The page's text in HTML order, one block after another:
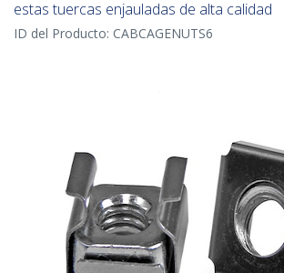
estas tuercas enjauladas de alta calidad
ID del Producto: CABCAGENUTS6